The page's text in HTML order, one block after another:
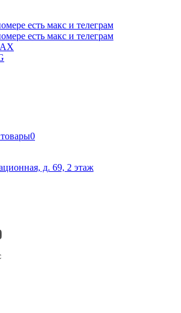
есть макс и телеграм
есть макс и телеграм
0
д. 69, 2 этаж